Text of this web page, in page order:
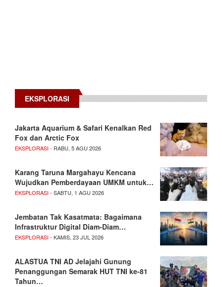
EKSPLORASI
Jakarta Aquarium & Safari Kenalkan Red
Fox dan Arctic Fox
EKSPLORASI- RABU, 5 AGU 2026
Karang Taruna Margahayu Kencana
Wujudkan Pemberdayaan UMKM untuk…
EKSPLORASI- SABTU, 1 AGU 2026
Jembatan Tak Kasatmata: Bagaimana
Infrastruktur Digital Diam-Diam…
EKSPLORASI- KAMIS, 23 JUL 2026
ALASTUA TNI AD Jelajahi Gunung
Penanggungan Semarak HUT TNI ke-81
Tahun…